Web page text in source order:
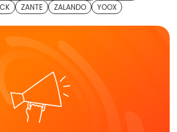
ZANTE ZALANDO YOOX